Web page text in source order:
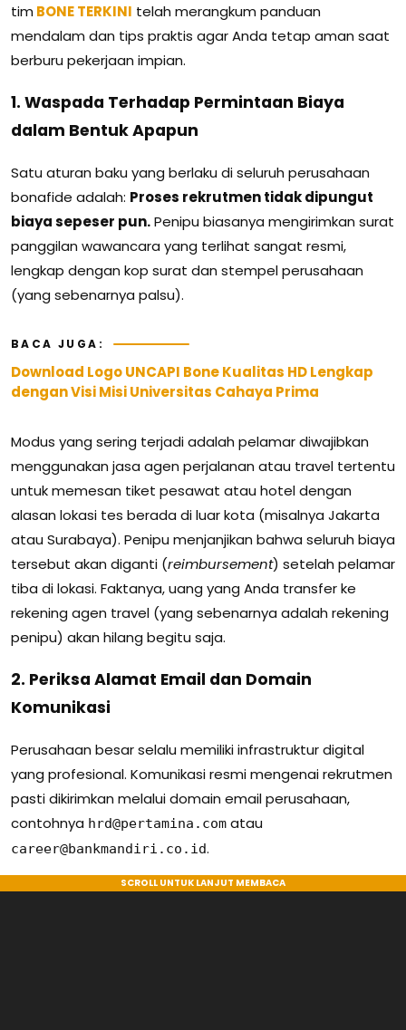
tim BONE TERKINI telah merangkum panduan
mendalam dan tips praktis agar Anda tetap aman saat
berburu pekerjaan impian.
1. Waspada Terhadap Permintaan Biaya
dalam Bentuk Apapun
Satu aturan baku yang berlaku di seluruh perusahaan
bonafide adalah: Proses rekrutmen tidak dipungut
biaya sepeser pun.Penipu biasanya mengirimkan surat
panggilan wawancara yang terlihat sangat resmi,
lengkap dengan kop surat dan stempel perusahaan
(yang sebenarnya palsu).
BACA JUGA:
Download Logo UNCAPI Bone Kualitas HD Lengkap
dengan Visi Misi Universitas Cahaya Prima
Modus yang sering terjadi adalah pelamar diwajibkan
menggunakan jasa agen perjalanan atau travel tertentu
untuk memesan tiket pesawat atau hotel dengan
alasan lokasi tes berada di luar kota (misalnya Jakarta
atau Surabaya). Penipu menjanjikan bahwa seluruh biaya
tersebut akan diganti (reimbursement) setelah pelamar
tiba di lokasi. Faktanya, uang yang Anda transfer ke
rekening agen travel (yang sebenarnya adalah rekening
penipu) akan hilang begitu saja.
2. Periksa Alamat Email dan Domain
Komunikasi
Perusahaan besar selalu memiliki infrastruktur digital
yang profesional. Komunikasi resmi mengenai rekrutmen
pasti dikirimkan melalui domain email perusahaan,
contohnya hrd@pertamina.com atau
career@bankmandiri.co.id.